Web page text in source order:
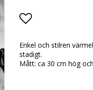
Lägg till i
Enkel och stilren
stadigt.
Mått: ca 30 cm hög